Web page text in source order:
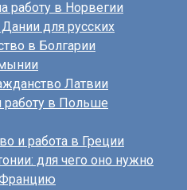
работу в Норвегии
для русских
в Болгарии
Латвии
работу в Польше
и работа в Греции
для чего оно нужно